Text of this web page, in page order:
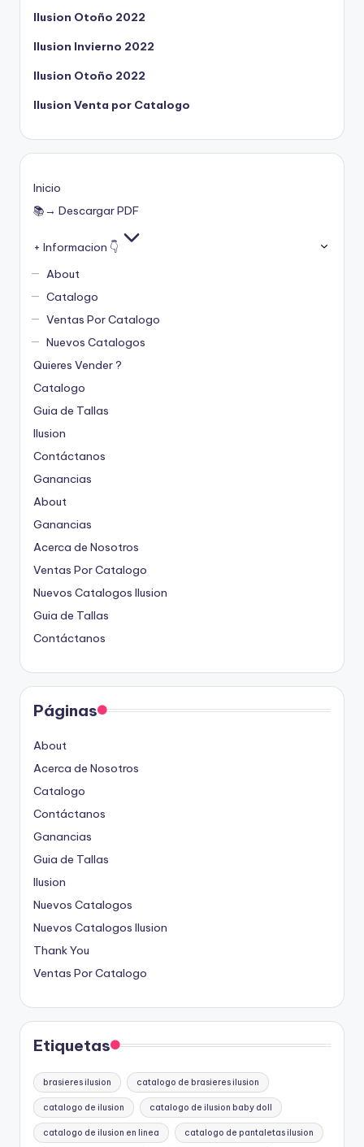
Ilusion Otoño 2022
Ilusion Invierno 2022
Ilusion Otoño 2022
Ilusion Venta por Catalogo
Inicio
📚→ Descargar PDF
+ Informacion 👇
About
Catalogo
Ventas Por Catalogo
Nuevos Catalogos
Quieres Vender ?
Catalogo
Guia de Tallas
Ilusion
Contáctanos
Ganancias
About
Ganancias
Acerca de Nosotros
Ventas Por Catalogo
Nuevos Catalogos Ilusion
Guia de Tallas
Contáctanos
Páginas
About
Acerca de Nosotros
Catalogo
Contáctanos
Ganancias
Guia de Tallas
Ilusion
Nuevos Catalogos
Nuevos Catalogos Ilusion
Thank You
Ventas Por Catalogo
Etiquetas
brasieres ilusion catalogo de brasieres ilusion
catalogo de ilusion catalogo de ilusion baby doll
catalogo de ilusion en linea catalogo de pantaletas ilusion